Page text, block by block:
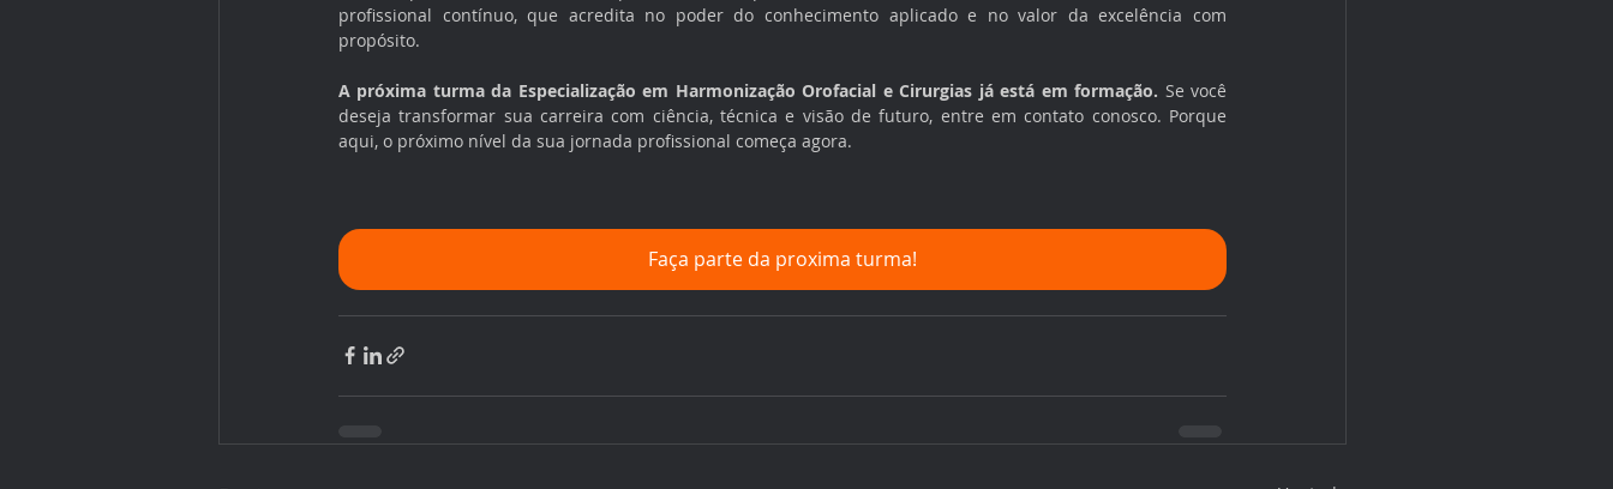
profissional contínuo, que acredita no poder do conhecimento aplicado e no valor da excelência com
propósito.
A próxima turma da Especialização em Harmonização Orofacial e Cirurgias já está em formação. Se você
deseja transformar sua carreira com ciência, técnica e visão de futuro, entre em contato conosco. Porque
aqui, o próximo nível da sua jornada profissional começa agora.
Faça parte da proxima turma!